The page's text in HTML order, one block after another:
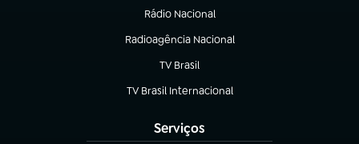
Rádio Nacional
Radioagência Nacional
(abre em nova aba)
TV Brasil
(abre em nova aba)
TV Brasil Internacional
(abre em nova aba)
Serviços